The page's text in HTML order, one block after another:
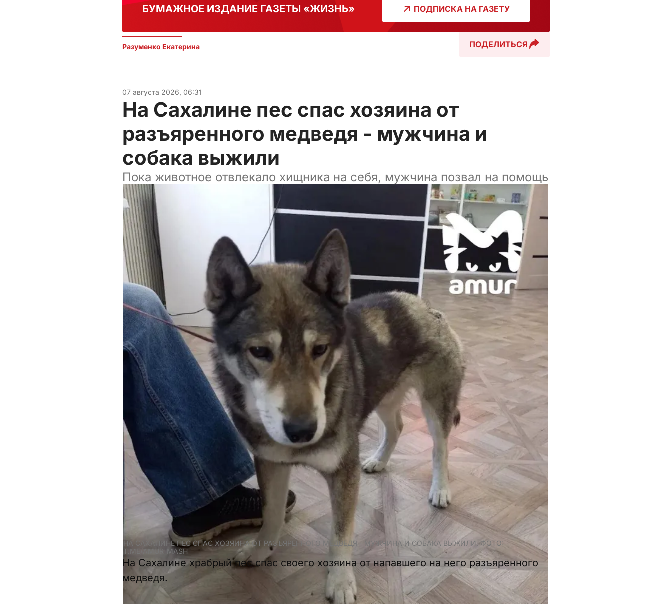
БУМАЖНОЕ ИЗДАНИЕ ГАЗЕТЫ «ЖИЗНЬ» ПОДПИСКА НА ГАЗЕТУ
Разуменко Екатерина ПОДЕЛИТЬСЯ
07 августа 2026, 06:31
На Сахалине пес спас хозяина от
разъяренного медведя - мужчина и
собака выжили
Пока животное отвлекало хищника на себя, мужчина позвал на помощь
НА САХАЛИНЕ ПЕС СПАС ХОЗЯИНА ОТ РАЗЪЯРЕННОГО МЕДВЕДЯ - МУЖЧИНА И СОБАКА ВЫЖИЛИ. ФОТО:
T.ME/AMUR_MASH
На Сахалине храбрый пес спас своего хозяина от напавшего на него разъяренного
медведя.